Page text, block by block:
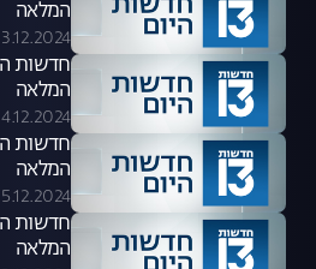
המלאה
3.12.2024
המלאה
4.12.2024
המלאה
5.12.2024
המלאה